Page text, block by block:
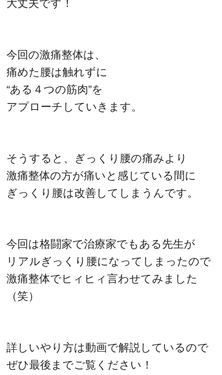
大丈夫です！
今回の激痛整体は、
痛めた腰は触れずに
“ある４つの筋肉”を
アプローチしていきます。
そうすると、ぎっくり腰の痛みより
激痛整体の方が痛いと感じている間に
ぎっくり腰は改善してしまうんです。
今回は格闘家で治療家でもある先生が
リアルぎっくり腰になってしまったので
激痛整体でヒィヒィ言わせてみました
（笑）
詳しいやり方は動画で解説しているので
ぜひ最後までご覧ください！